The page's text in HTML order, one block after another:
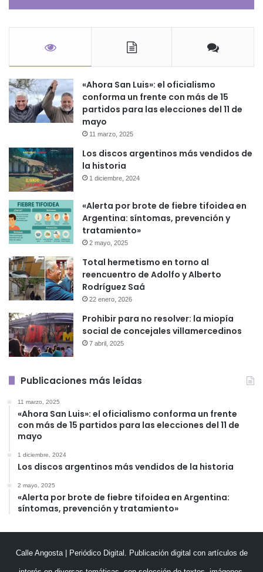
«Ahora San Luis»: el oficialismo
conforma un frente con más de 15
partidos para las elecciones del 11 de
mayo
11 marzo, 2025
Los discos argentinos más vendidos de
la historia
1 diciembre, 2024
«Alerta por brote de fiebre tifoidea en
Argentina: síntomas, prevención y
tratamiento»
2 mayo, 2025
Total hermetismo en torno al
reencuentro de Adolfo y Alberto
Rodríguez Saá
22 enero, 2026
Prohibir para no resolver: la miopía
social de concejales villamercedinos
7 abril, 2025
Publicaciones más leídas
11 marzo, 2025
«Ahora San Luis»: el oficialismo conforma un frente
con más de 15 partidos para las elecciones del 11 de
mayo
1 diciembre, 2024
Los discos argentinos más vendidos de la historia
2 mayo, 2025
«Alerta por brote de fiebre tifoidea en Argentina:
síntomas, prevención y tratamiento»
Calle Angosta | Periódico Digital. Publicación digital con artículos de